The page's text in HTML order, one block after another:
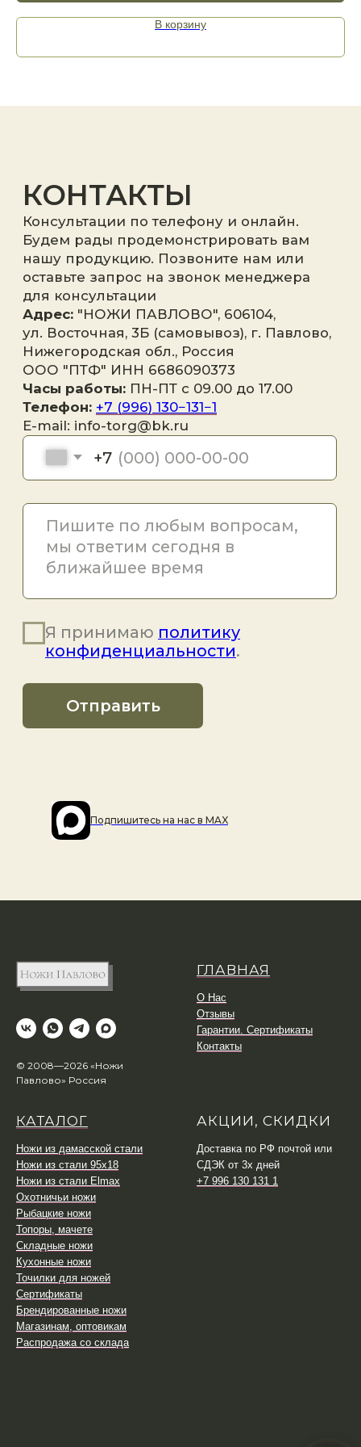
В корзину
Подпишитесь на наc в MAX
© 2008—2026 «Ножи
Павлово» Россия
ГЛАВНАЯ
О Нас
Отзывы
Гарантии. Сертификаты
Контакты
КАТАЛОГ
Ножи из дамасской стали
Ножи из стали 95х18
Ножи из стали Elmax
Охотничьи ножи
Рыбацкие ножи
Топоры, мачете
Складные ножи
Кухонные ножи
Точилки для ножей
Сертификаты
Брендированные ножи
Магазинам, оптовикам
Распродажа со склада
АКЦИИ, СКИДКИ
Доставка по РФ почтой или
СДЭК от 3х дней
+7 996 130 131 1